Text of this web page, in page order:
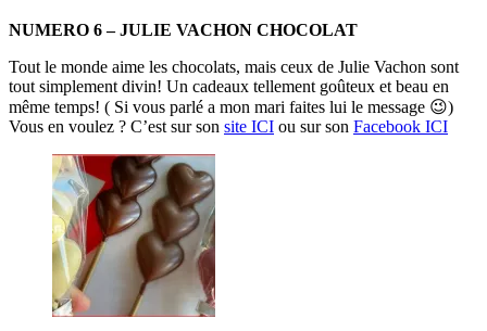
NUMERO 6 – JULIE VACHON CHOCOLAT
Tout le monde aime les chocolats, mais ceux de Julie Vachon sont
tout simplement divin! Un cadeaux tellement goûteux et beau en
même temps! ( Si vous parlé a mon mari faites lui le message 😉)
Vous en voulez ? C’est sur son site ICI ou sur son Facebook ICI